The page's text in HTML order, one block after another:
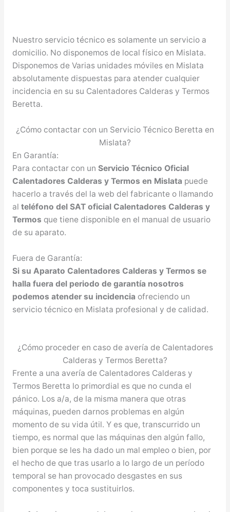
Nuestro servicio técnico es solamente un servicio a
domicilio. No disponemos de local físico en Mislata.
Disponemos de Varias unidades móviles en Mislata
absolutamente dispuestas para atender cualquier
incidencia en su su Calentadores Calderas y Termos
Beretta.
¿Cómo contactar con un Servicio Técnico Beretta en
Mislata?
En Garantía:
Para contactar con un Servicio Técnico Oficial
Calentadores Calderas y Termos en Mislata puede
hacerlo a través del la web del fabricante o llamando
al teléfono del SAT oficial Calentadores Calderas y
Termos que tiene disponible en el manual de usuario
de su aparato.
Fuera de Garantía:
Si su Aparato Calentadores Calderas y Termos se
halla fuera del periodo de garantía nosotros
podemos atender su incidencia ofreciendo un
servicio técnico en Mislata profesional y de calidad.
¿Cómo proceder en caso de avería de Calentadores
Calderas y Termos Beretta?
Frente a una avería de Calentadores Calderas y
Termos Beretta lo primordial es que no cunda el
pánico. Los a/a, de la misma manera que otras
máquinas, pueden darnos problemas en algún
momento de su vida útil. Y es que, transcurrido un
tiempo, es normal que las máquinas den algún fallo,
bien porque se les ha dado un mal empleo o bien, por
el hecho de que tras usarlo a lo largo de un período
temporal se han provocado desgastes en sus
componentes y toca sustituirlos.